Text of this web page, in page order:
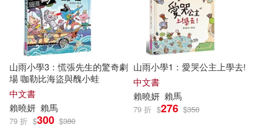
山雨小學3：慌張先生的驚奇劇
場 咖勒比海盜與醜小蛙
中文書
賴曉妍 賴馬
79 折 $300 $380
山雨小學1：愛哭公主上學去!
中文書
賴曉妍 賴馬
79 折 $276 $350